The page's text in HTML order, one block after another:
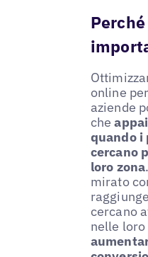
online
aziende
che
quando i
cercano
loro zona
mirato
cercano
nelle